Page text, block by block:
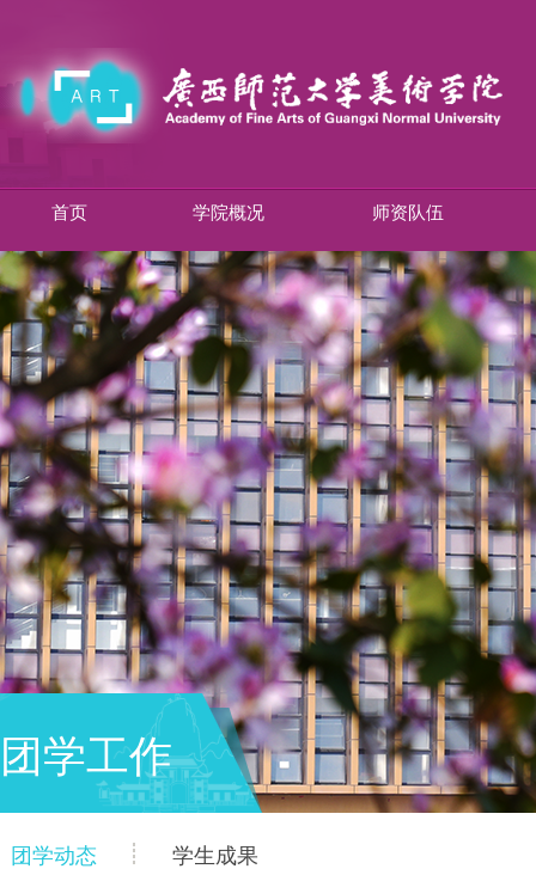
首页 学院概况 师资队伍
团学工作
团学动态 学生成果